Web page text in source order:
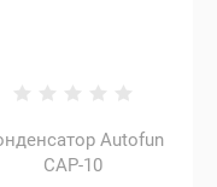
Autofun
CAP-10